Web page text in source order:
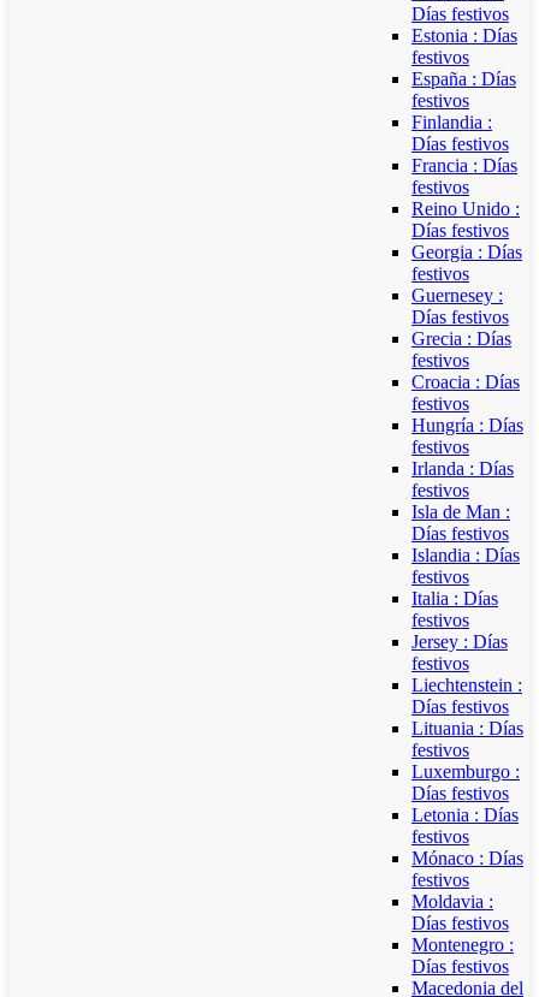
Días festivos
Estonia : Días
festivos
España : Días
festivos
Finlandia :
Días festivos
Francia : Días
festivos
Reino Unido :
Días festivos
Georgia : Días
festivos
Guernesey :
Días festivos
Grecia : Días
festivos
Croacia : Días
festivos
Hungría : Días
festivos
Irlanda : Días
festivos
Isla de Man :
Días festivos
Islandia : Días
festivos
Italia : Días
festivos
Jersey : Días
festivos
Liechtenstein :
Días festivos
Lituania : Días
festivos
Luxemburgo :
Días festivos
Letonia : Días
festivos
Mónaco : Días
festivos
Moldavia :
Días festivos
Montenegro :
Días festivos
Macedonia del